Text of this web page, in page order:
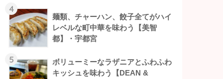
4
麺類、チャーハン、餃子全てがハイ
レベルな町中華を味わう【美智
都】・宇都宮
5
ボリューミーなラザニアとふわふわ
キッシュを味わう【DEAN &